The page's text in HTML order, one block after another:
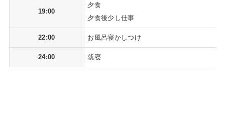
19:00
夕食
夕食後少し仕事
22:00 お風呂寝かしつけ
24:00 就寝